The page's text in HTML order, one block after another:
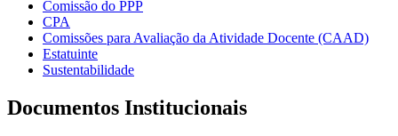
Comissão do PPP
CPA
Comissões para Avaliação da Atividade Docente (CAAD)
Estatuinte
Sustentabilidade
Documentos Institucionais